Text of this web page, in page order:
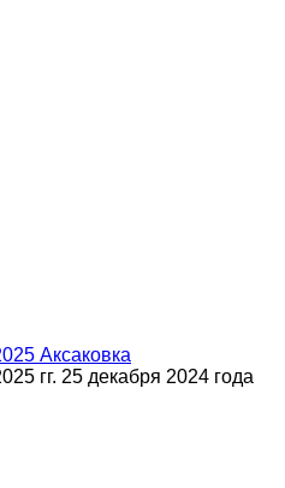
Аксаковка
гг. 25 декабря 2024 года